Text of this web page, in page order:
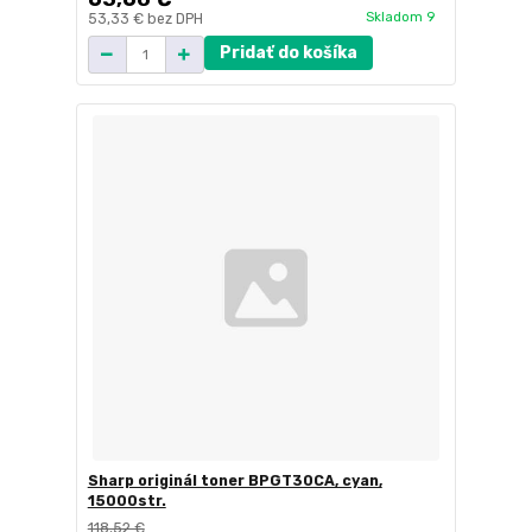
53,33 € bez DPH Skladom 9
Pridať do košíka
Sharp originál toner BPGT30CA, cyan,
15000str.
118,52 €